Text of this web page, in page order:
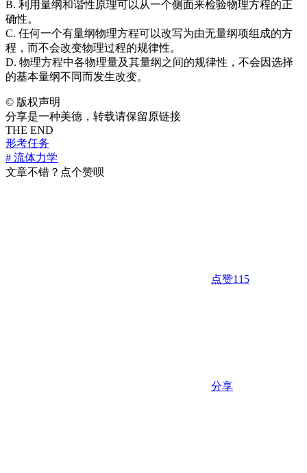
B. 利用量纲和谐性原理可以从一个侧面来检验物理方程的正
确性。
C. 任何一个有量纲物理方程可以改写为由无量纲项组成的方
程，而不会改变物理过程的规律性。
D. 物理方程中各物理量及其量纲之间的规律性，不会因选择
的基本量纲不同而发生改变。
© 版权声明
分享是一种美德，转载请保留原链接
THE END
形考任务
# 流体力学
文章不错？点个赞呗
点赞115
分享